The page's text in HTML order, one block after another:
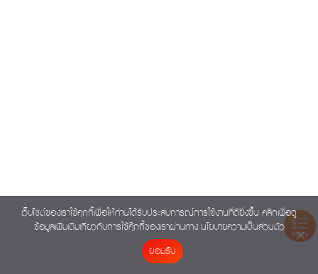
INDEX
เว็บไซต์ของเราใช้คุกกี้เพื่อให้ท่านได้รับประสบการณ์การใช้งานที่ดียิ่งขึ้น คลิกเพื่อดู
ข้อมูลเพิ่มเติมเกี่ยวกับการใช้คุ๊กกี้ของเราผ่านทาง นโยบายความเป็นส่วนตัว
ยอมรับ